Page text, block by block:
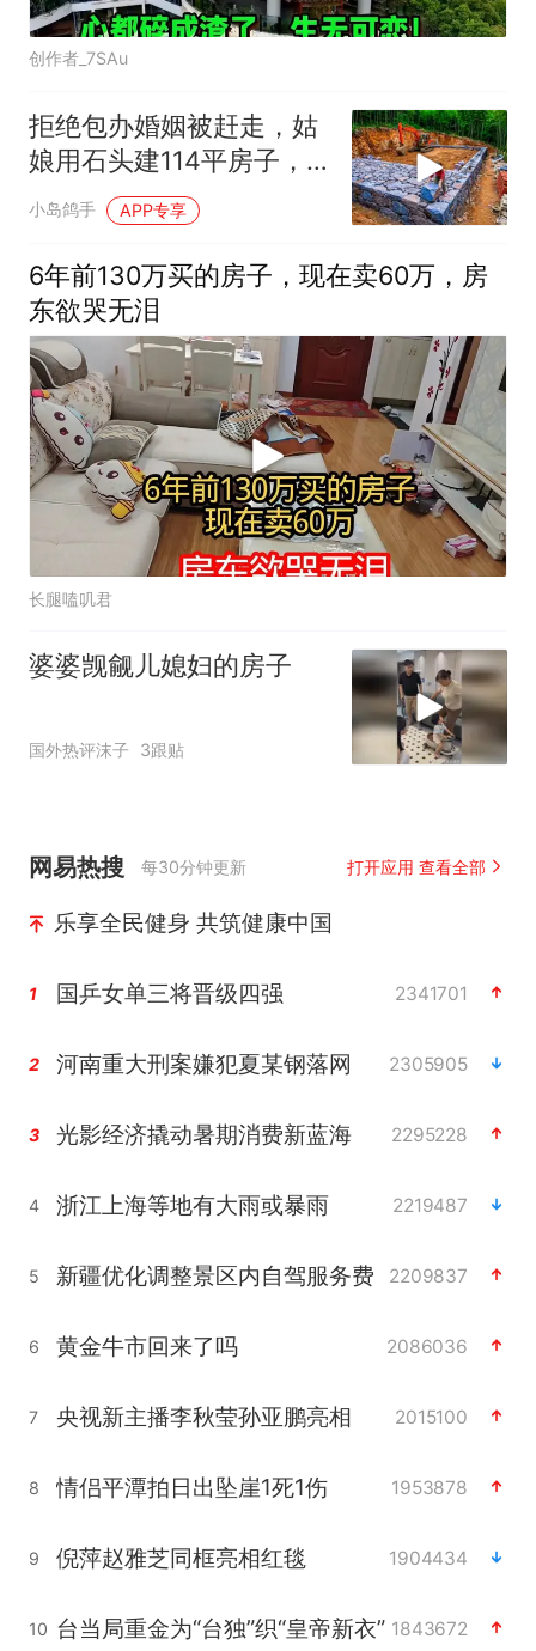
创作者_7SAu
拒绝包办婚姻被赶走，姑
娘用石头建114平房子，
这劲头真让人服
小岛鸽手 APP专享
6年前130万买的房子，现在卖60万，房
东欲哭无泪
长腿嗑叽君
婆婆觊觎儿媳妇的房子
国外热评沫子 3跟贴
网易热搜 每30分钟更新 打开应用 查看全部
乐享全民健身 共筑健康中国
1 国乒女单三将晋级四强 2341701
2 河南重大刑案嫌犯夏某钢落网 2305905
3 光影经济撬动暑期消费新蓝海 2295228
4 浙江上海等地有大雨或暴雨 2219487
5 新疆优化调整景区内自驾服务费 2209837
6 黄金牛市回来了吗 2086036
7 央视新主播李秋莹孙亚鹏亮相 2015100
8 情侣平潭拍日出坠崖1死1伤 1953878
9 倪萍赵雅芝同框亮相红毯 1904434
10 台当局重金为“台独”织“皇帝新衣” 1843672